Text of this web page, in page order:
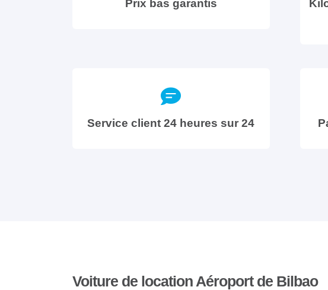
Prix bas garantis
Service client 24 heures sur 24
Voiture de location Aéroport de Bilbao